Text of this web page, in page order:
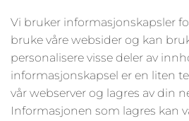
Vi bruker informasjonskapsler
bruke våre websider og kan
personalisere visse deler av
informasjonskapsel er en liten
vår webserver og lagres av din
Informasjonen som lagres kan